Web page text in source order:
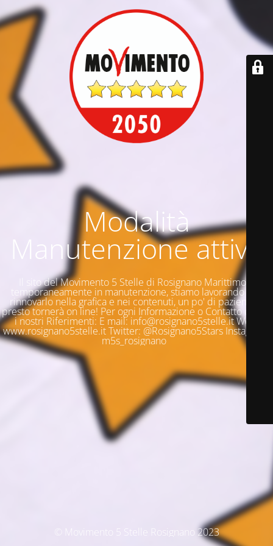
Modalità
Manutenzione attiva
Il sito del Movimento 5 Stelle di Rosignano Marittimo è
temporaneamente in manutenzione, stiamo lavorando per
rinnovarlo nella grafica e nei contenuti, un po' di pazienza e
presto tornerà on line! Per ogni Informazione o Contatto questi
i nostri Riferimenti: E mail: info@rosignano5stelle.it Web:
www.rosignano5stelle.it Twitter: @Rosignano5Stars Instagram:
m5s_rosignano
© Movimento 5 Stelle Rosignano 2023